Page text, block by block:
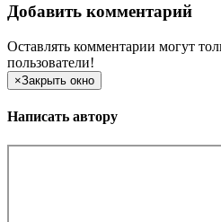
Добавить комментарий
Оставлять комментарии могут
пользователи!
×Закрыть окно
Написать автору